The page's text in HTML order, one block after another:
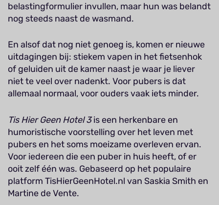
belastingformulier invullen, maar hun was belandt
nog steeds naast de wasmand.
En alsof dat nog niet genoeg is, komen er nieuwe
uitdagingen bij: stiekem vapen in het fietsenhok
of geluiden uit de kamer naast je waar je liever
niet te veel over nadenkt. Voor pubers is dat
allemaal normaal, voor ouders vaak iets minder.
Tis Hier Geen Hotel 3is een herkenbare en
humoristische voorstelling over het leven met
pubers en het soms moeizame overleven ervan.
Voor iedereen die een puber in huis heeft, of er
ooit zelf één was. Gebaseerd op het populaire
platform TisHierGeenHotel.nl van Saskia Smith en
Martine de Vente.